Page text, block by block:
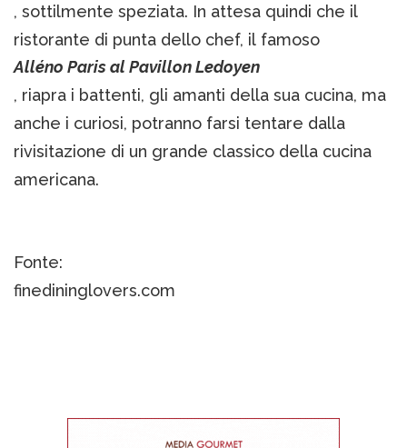
, sottilmente speziata. In attesa quindi che il
ristorante di punta dello chef, il famoso
Alléno Paris al Pavillon Ledoyen
, riapra i battenti, gli amanti della sua cucina, ma
anche i curiosi, potranno farsi tentare dalla
rivisitazione di un grande classico della cucina
americana.
Fonte:
finedininglovers.com